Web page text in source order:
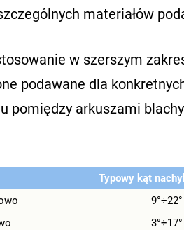
materiałów
w szerszym
podawane dla
pomiędzy arkuszami
Typowy kąt
9°÷22°
3°÷17°